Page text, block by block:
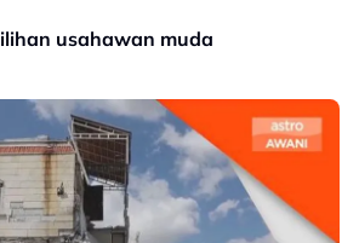
usahawan muda